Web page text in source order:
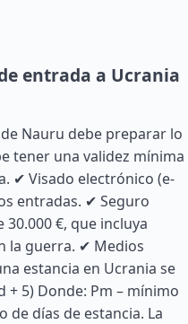
entrada a Ucrania
Nauru debe preparar lo
tener una validez mínima
✔ Visado electrónico (e-
entradas. ✔ Seguro
€, que incluya
la guerra. ✔ Medios
estancia en Ucrania se
+ 5) Donde: Pm – mínimo
de días de estancia. La